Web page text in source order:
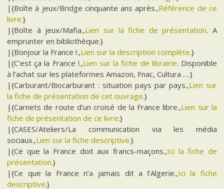
|{Boîte à jeux/Bridge cinquante ans après.,Référence de ce
livre.}
|{Boîte à jeux/Mafia.,Lien sur la fiche de présentation. A
emprunter en bibliothèque.}
|{Bonjour la France !.,Lien sur la description complète.}
|{C’est ça la France !.,Lien sur la fiche de librairie. Disponible
à l’achat sur les plateformes Amazon, Fnac, Cultura ….}
|{Carburant/Biocarburant : situation pays par pays.,Lien sur
la fiche de présentation de cet ouvrage.}
|{Carnets de route d’un croisé de la France libre.,Lien sur la
fiche de présentation de ce livre.}
|{CASES/Ateliers/La communication via les média
sociaux.,Lien sur la fiche descriptive.}
|{Ce que la France doit aux francs-maçons.,Ici la fiche de
présentation.}
|{Ce que la France n’a jamais dit a l’Algerie.,Ici la fiche
descriptive.}